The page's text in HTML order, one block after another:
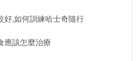
好,如何訓練哈士奇隨行
應該怎麼治療